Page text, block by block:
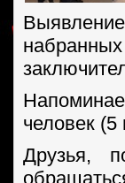
человек
Друзья,